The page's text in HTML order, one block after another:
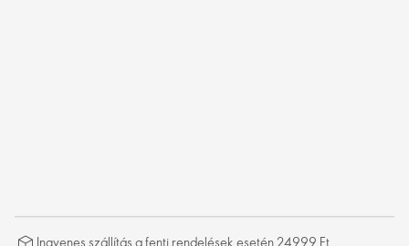
Ingyenes szállítás a fenti rendelések esetén 24999 Ft